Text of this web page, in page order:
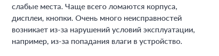
слабые места. Чаще всего ломаются корпуса,
дисплеи, кнопки. Очень много неисправностей
возникает из-за нарушений условий эксплуатации,
например, из-за попадания влаги в устройство.